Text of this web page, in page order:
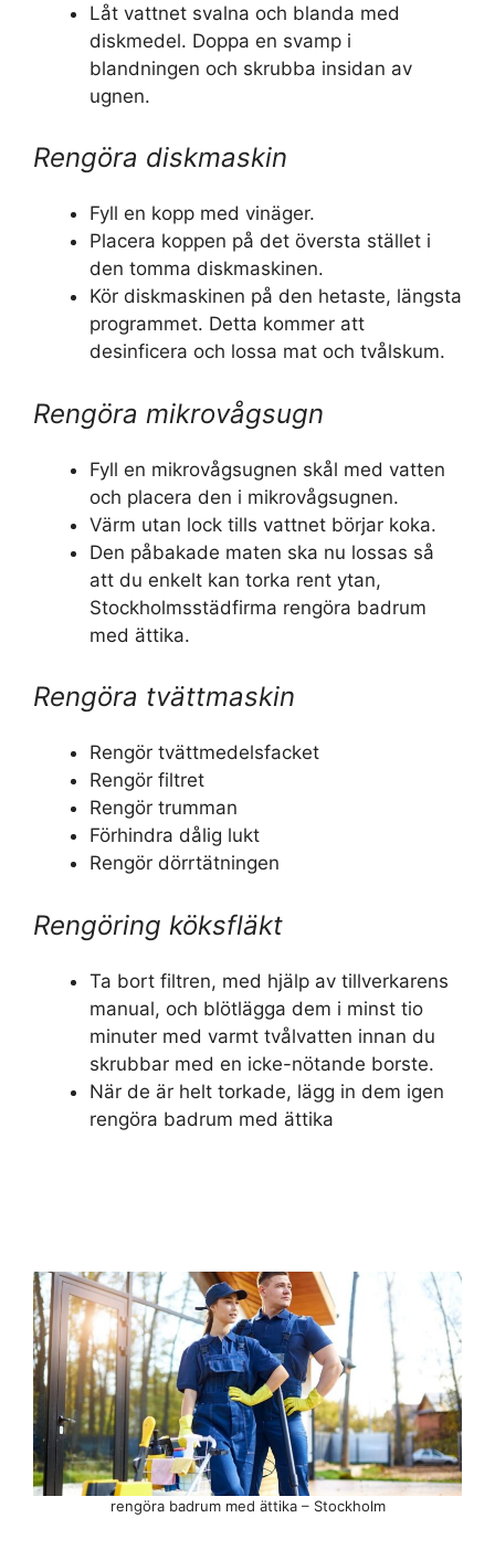
Låt vattnet svalna och blanda med
diskmedel. Doppa en svamp i
blandningen och skrubba insidan av
ugnen.
Rengöra diskmaskin
Fyll en kopp med vinäger.
Placera koppen på det översta stället i
den tomma diskmaskinen.
Kör diskmaskinen på den hetaste, längsta
programmet. Detta kommer att
desinficera och lossa mat och tvålskum.
Rengöra mikrovågsugn
Fyll en mikrovågsugnen skål med vatten
och placera den i mikrovågsugnen.
Värm utan lock tills vattnet börjar koka.
Den påbakade maten ska nu lossas så
att du enkelt kan torka rent ytan,
Stockholmsstädfirma rengöra badrum
med ättika.
Rengöra tvättmaskin
Rengör tvättmedelsfacket
Rengör filtret
Rengör trumman
Förhindra dålig lukt
Rengör dörrtätningen
Rengöring köksfläkt
Ta bort filtren, med hjälp av tillverkarens
manual, och blötlägga dem i minst tio
minuter med varmt tvålvatten innan du
skrubbar med en icke-nötande borste.
När de är helt torkade, lägg in dem igen
rengöra badrum med ättika
rengöra badrum med ättika – Stockholm